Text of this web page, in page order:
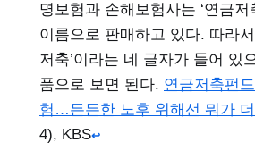
명보험과 손해보험사는 ‘연금저
이름으로 판매하고 있다. 따라
저축’이라는 네 글자가 들어 있
품으로 보면 된다. 연금저축펀
험…든든한 노후 위해선 뭐가
4), KBS↩